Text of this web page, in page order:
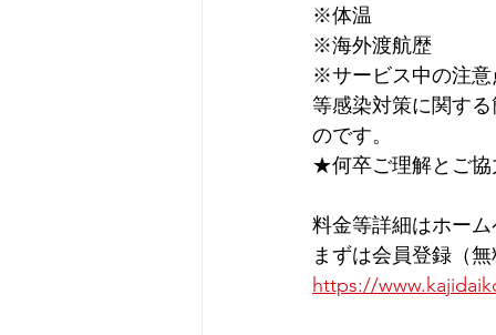
※体温
※海外渡航歴
※サービス中の注意
等感染対策に関す
のです。
★何卒ご理解とご
料金等詳細はホー
まずは会員登録（
https://